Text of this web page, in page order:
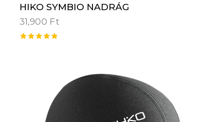
HIKO SYMBIO NADRÁG
31,900 Ft